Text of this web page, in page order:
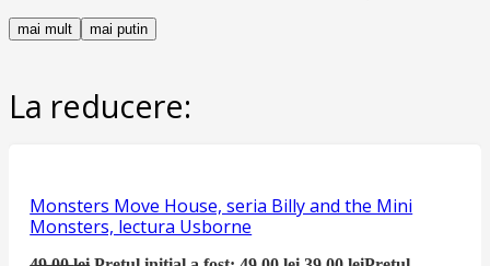
mai mult mai putin
La reducere:
Monsters Move House, seria Billy and the Mini
Monsters, lectura Usborne